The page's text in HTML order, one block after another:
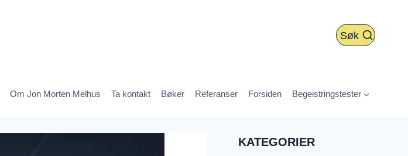
Søk
Om Jon Morten Melhus Ta kontakt Bøker Referanser Forsiden Begeistringstester
KATEGORIER